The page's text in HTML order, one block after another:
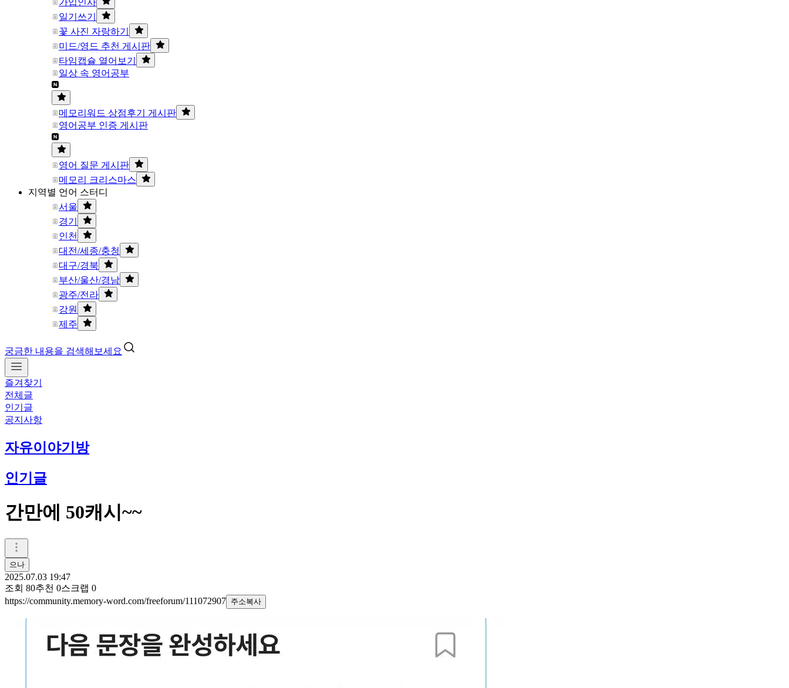
가입인사
일기쓰기
꽃 사진 자랑하기
미드/영드 추천 게시판
타임캡슐 열어보기
일상 속 영어공부
메모리워드 상점후기 게시판
영어공부 인증 게시판
영어 질문 게시판
메모리 크리스마스
지역별 언어 스터디
서울
경기
인천
대전/세종/충청
대구/경북
부산/울산/경남
광주/전라
강원
제주
궁금한 내용을 검색해보세요
즐겨찾기
전체글
인기글
공지사항
자유이야기방
인기글
간만에 50캐시~~
으나
2025.07.03 19:47
조회 80추천 0스크랩 0
https://community.memory-word.com/freeforum/111072907 주소복사